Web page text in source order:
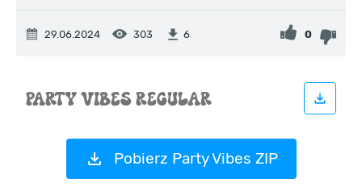
29.06.2024 303 6 0
Pobierz Party Vibes ZIP